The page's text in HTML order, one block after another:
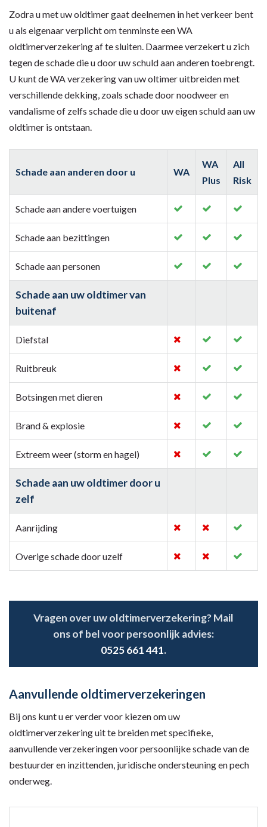
Zodra u met uw oldtimer gaat deelnemen in het verkeer bent
u als eigenaar verplicht om tenminste een WA
oldtimerverzekering af te sluiten. Daarmee verzekert u zich
tegen de schade die u door uw schuld aan anderen toebrengt.
U kunt de WA verzekering van uw oltimer uitbreiden met
verschillende dekking, zoals schade door noodweer en
vandalisme of zelfs schade die u door uw eigen schuld aan uw
oldtimer is ontstaan.
Schade aan anderen door u WA
WA
Plus
All
Risk
Schade aan andere voertuigen
Schade aan bezittingen
Schade aan personen
Schade aan uw oldtimer van
buitenaf
Diefstal
Ruitbreuk
Botsingen met dieren
Brand & explosie
Extreem weer (storm en hagel)
Schade aan uw oldtimer door u
zelf
Aanrijding
Overige schade door uzelf
Vragen over uw oldtimerverzekering? Mail
ons of bel voor persoonlijk advies:
0525 661 441.
Aanvullende oldtimerverzekeringen
Bij ons kunt u er verder voor kiezen om uw
oldtimerverzekering uit te breiden met specifieke,
aanvullende verzekeringen voor persoonlijke schade van de
bestuurder en inzittenden, juridische ondersteuning en pech
onderweg.